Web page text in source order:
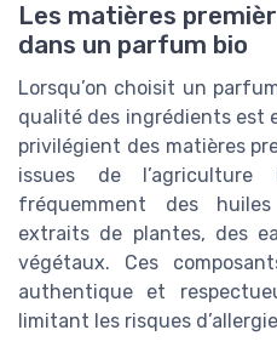
Les matières
dans un parfum bio
Lorsqu’on choisit un
qualité des ingrédients est
privilégient des matières
issues de l’agriculture
fréquemment des
extraits de plantes, des
végétaux. Ces
authentique et
limitant les risques